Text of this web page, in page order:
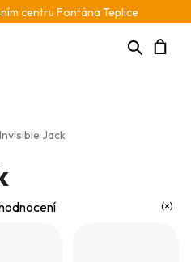
centru Fontána Teplice
Hledat
Invisible Jack